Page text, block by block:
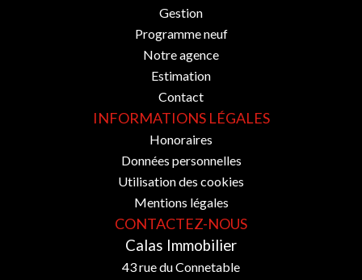
Gestion
Programme neuf
Notre agence
Estimation
Contact
INFORMATIONS LÉGALES
Honoraires
Données personnelles
Utilisation des cookies
Mentions légales
CONTACTEZ-NOUS
Calas Immobilier
43 rue du Connetable